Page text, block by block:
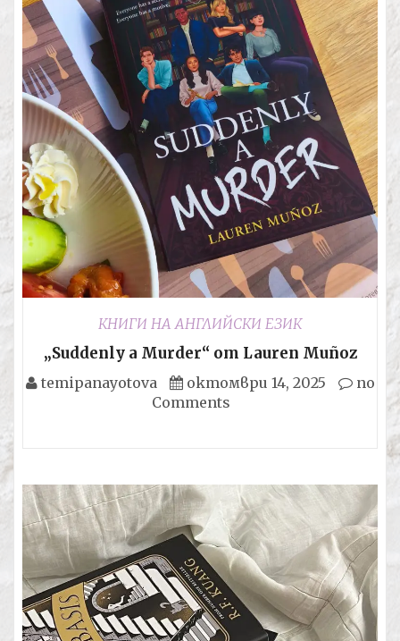
КНИГИ НА АНГЛИЙСКИ ЕЗИК
„Suddenly a Murder“ от Lauren Muñoz
temipanayotova октомври 14, 2025
no
Comments